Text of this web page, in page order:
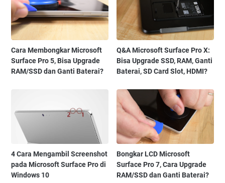
Cara Membongkar Microsoft
Surface Pro 5, Bisa Upgrade
RAM/SSD dan Ganti Baterai?
Q&A Microsoft Surface Pro X:
Bisa Upgrade SSD, RAM, Ganti
Baterai, SD Card Slot, HDMI?
4 Cara Mengambil Screenshot
pada Microsoft Surface Pro di
Windows 10
Bongkar LCD Microsoft
Surface Pro 7, Cara Upgrade
RAM/SSD dan Ganti Baterai?